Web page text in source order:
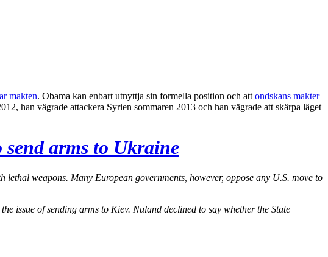
makten. Obama kan enbart utnyttja sin formella position och att ondskans makter
han vägrade attackera Syrien sommaren 2013 och han vägrade att skärpa läget
arms to Ukraine
weapons. Many European governments, however, oppose any U.S. move to
issue of sending arms to Kiev. Nuland declined to say whether the State